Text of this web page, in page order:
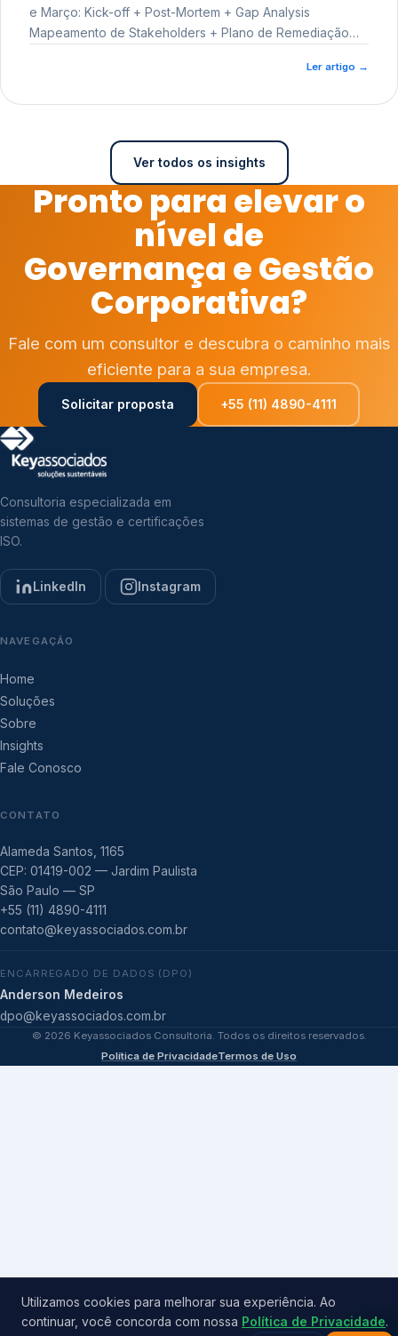
e Março: Kick-off + Post-Mortem + Gap Analysis
Mapeamento de Stakeholders + Plano de Remediação
Ler artigo →
Ver todos os insights
Pronto para elevar o
nível de
Governança e Gestão
Corporativa?
Fale com um consultor e descubra o caminho mais
eficiente para a sua empresa.
Solicitar proposta +55 (11) 4890-4111
Consultoria especializada em
sistemas de gestão e certificações
ISO.
LinkedIn Instagram
NAVEGAÇÃO
Home
Soluções
Sobre
Insights
Fale Conosco
CONTATO
Alameda Santos, 1165
CEP: 01419-002 — Jardim Paulista
São Paulo — SP
+55 (11) 4890-4111
contato@keyassociados.com.br
ENCARREGADO DE DADOS (DPO)
Anderson Medeiros
dpo@keyassociados.com.br
© 2026 Keyassociados Consultoria. Todos os direitos reservados.
Política de PrivacidadeTermos de Uso
Utilizamos cookies para melhorar sua experiência. Ao
continuar, você concorda com nossa Política de Privacidade.